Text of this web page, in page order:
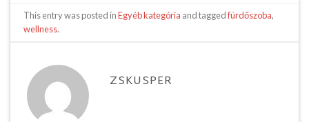
This entry was posted inEgyéb kategória and taggedfürdőszoba,
wellness.
ZSKUSPER